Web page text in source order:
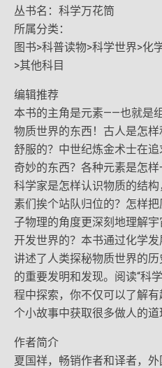
丛书名：科学万花筒
所属分类：
图书>科普读物>科学世界>化
>其他科目
编辑推荐
本书的主角是元素——也就是
物质世界的东西！古人是怎
舒服的？中世纪炼金术士在
奇妙的东西？各种元素是怎样
科学家是怎样认识物质的结
素们挨个站队归位的？怎样
子物理的角度更深刻地理解宇
开发世界的？本书通过化学发
讲述了人类探秘物质世界的
的重要发明和发现。阅读“科
程中探索，你不仅可以了解
个小故事中获取很多做人的道
作者简介
夏国祥，畅销作者和译者，